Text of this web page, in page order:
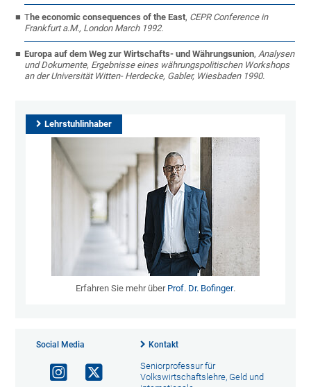
The economic consequences of the East, CEPR Conference in
Frankfurt a.M., London March 1992.
Europa auf dem Weg zur Wirtschafts- und Währungsunion,Analysen
und Dokumente, Ergebnisse eines währungspolitischen Workshops
an der Universität Witten- Herdecke, Gabler, Wiesbaden 1990.
Lehrstuhlinhaber
Erfahren Sie mehr über Prof. Dr. Bofinger.
Social Media Kontakt
Seniorprofessur für
Volkswirtschaftslehre, Geld und